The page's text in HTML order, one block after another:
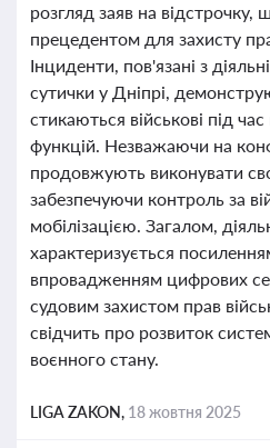
розгляд заяв на
прецедентом для захисту
Інциденти, пов'язані з
сутички у Дніпрі,
стикаються військові під
функцій. Незважаючи на
продовжують виконувати
забезпечуючи контроль за
мобілізацією. Загалом,
характеризується
впровадженням цифрових
судовим захистом прав
свідчить про розвиток
воєнного стану.
LIGA ZAKON, 18 жовтня 2025